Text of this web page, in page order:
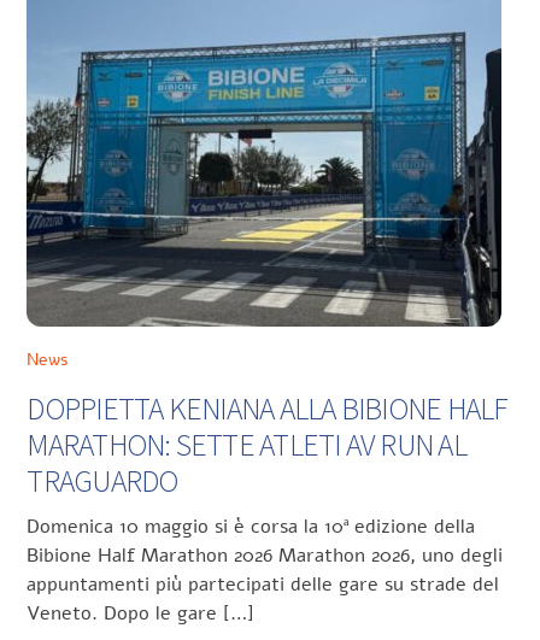
News
DOPPIETTA KENIANA ALLA BIBIONE HALF
MARATHON: SETTE ATLETI AV RUN AL
TRAGUARDO
Domenica 10 maggio si è corsa la 10ª edizione della
Bibione Half Marathon 2026 Marathon 2026, uno degli
appuntamenti più partecipati delle gare su strade del
Veneto. Dopo le gare […]